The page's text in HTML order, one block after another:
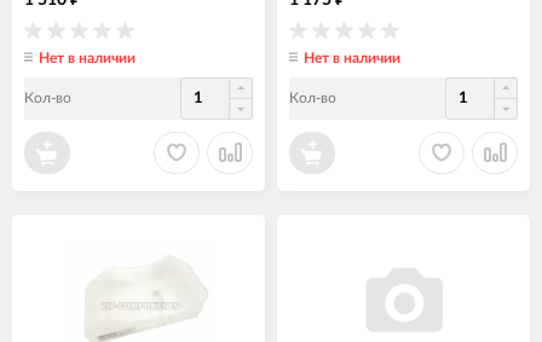
Нет в наличии
Кол-во
Нет в наличии
Кол-во